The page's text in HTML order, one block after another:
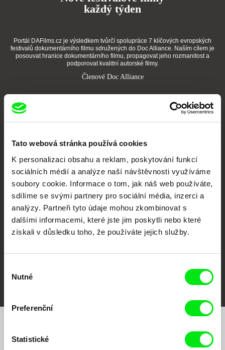
Tato webová stránka používá cookies
K personalizaci obsahu a reklam, poskytování funkcí
sociálních médií a analýze naší návštěvnosti využíváme
soubory cookie. Informace o tom, jak náš web používáte,
sdílíme se svými partnery pro sociální média, inzerci a
analýzy. Partneři tyto údaje mohou zkombinovat s
dalšími informacemi, které jste jim poskytli nebo které
získali v důsledku toho, že používáte jejich služby.
souhlasu
Nutné
Preferenční
Statistické
každý týden
Portál DAFilms.cz je výsledkem tvůrčí spolupráce 7 klíčových evropských
festivalů dokumentárního filmu sdružených do Doc Alliance. Naším cílem je
posouvat hranice dokumentárního filmu, propagovat jeho rozmanitost a
podporovat kvalitní autorské filmy.
Členové Doc Alliance
CPH:DOX Doclisboa
Millennium Docs
Against Gravity
DOK Leipzig
Chcete být pravidelně informováni o našem